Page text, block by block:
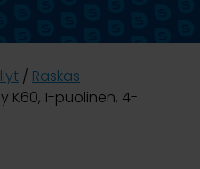
/ Raskas
K60, 1-puolinen, 4-